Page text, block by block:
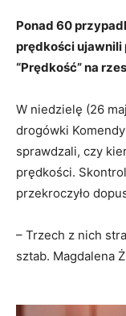
Ponad 60
prędkości ujawnili
“Prędkość” na
W niedzielę (26
drogówki
sprawdzali, czy
prędkości.
przekroczyło
– Trzech z nich
sztab. Magdalena